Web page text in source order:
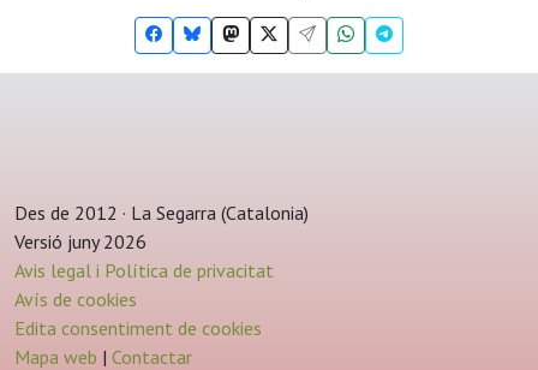
Des de 2012 · La Segarra (Catalonia)
Versió juny 2026
Avis legal i Política de privacitat
Avís de cookies
Edita consentiment de cookies
Mapa web | Contactar